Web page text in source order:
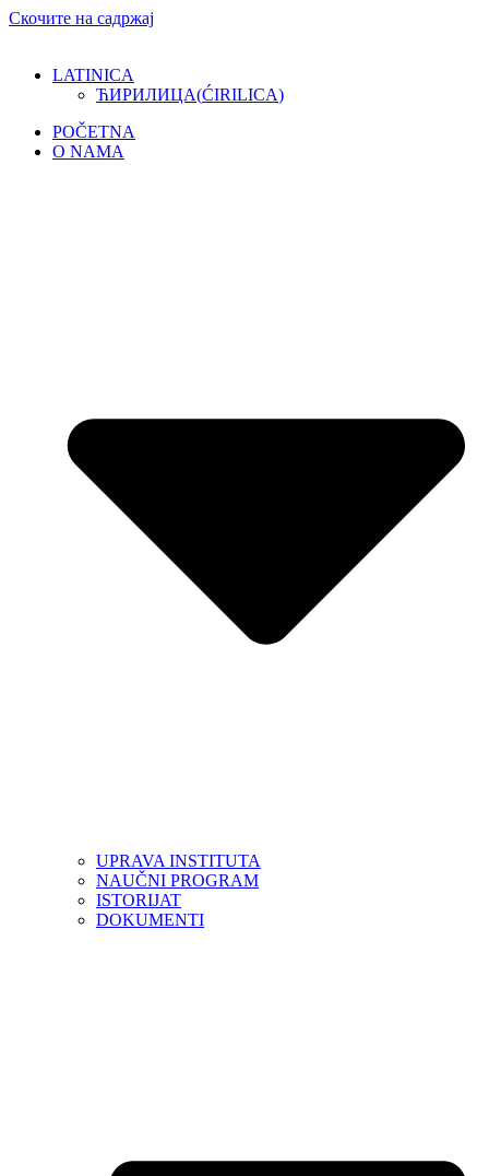
Скочите на садржај
LATINICA
ЋИРИЛИЦА(ĆIRILICA)
POČETNA
O NAMA
UPRAVA INSTITUTA
NAUČNI PROGRAM
ISTORIJAT
DOKUMENTI